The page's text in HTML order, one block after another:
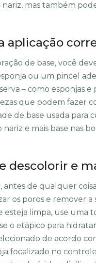
mas também
aplicação
de base, você
ou um pincel
– como esponjas e
que podem fazer
de base usada para
e mais base nas
descolorir e
antes de qualquer
os poros e remover
esteja limpa, use uma
o etápico para
de acordo
focalizado no